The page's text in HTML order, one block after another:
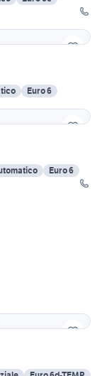
Euro 6
Euro 6